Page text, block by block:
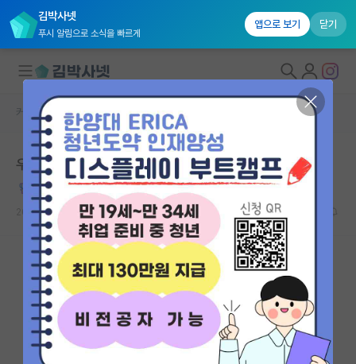
김박사넷
푸시 알림으로 소식을 빠르게
앱으로 보기 닫기
대학원생 모집
국내대학원 정보
연구실&오픈랩
커뮤니티
커뮤니티 홈
전체글보기
베스트 게시판
IF 명예의전당
커뮤니티 홈 자유 게시판(아무개랩)
우리 지도교수님..
정직한 존 스튜어트 밀
2022.04.03 33 60661